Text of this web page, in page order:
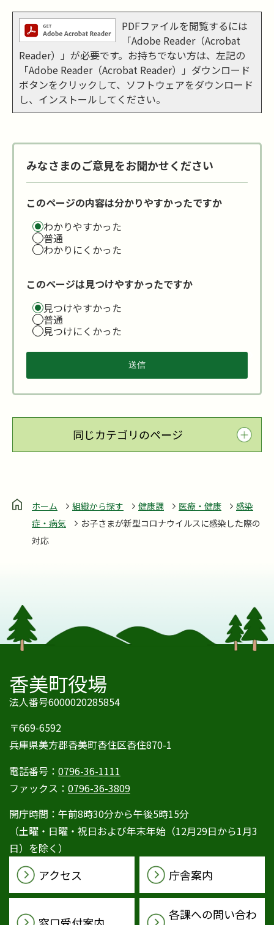
PDFファイルを閲覧するには
「Adobe Reader（Acrobat
Reader）」が必要です。お持ちでない方は、左記の
「Adobe Reader（Acrobat Reader）」ダウンロード
ボタンをクリックして、ソフトウェアをダウンロード
し、インストールしてください。
みなさまのご意見をお聞かせください
このページの内容は分かりやすかったですか
わかりやすかった
普通
わかりにくかった
このページは見つけやすかったですか
見つけやすかった
普通
見つけにくかった
同じカテゴリのページ
ホーム 組織から探す 健康課 医療・健康
感染
症・病気
お子さまが新型コロナウイルスに感染した際の
対応
香美町役場
法人番号6000020285854
〒669-6592
兵庫県美方郡香美町香住区香住870-1
電話番号： 0796-36-1111
ファックス： 0796-36-3809
開庁時間：午前8時30分から午後5時15分
（土曜・日曜・祝日および年末年始（12月29日から1月3
日）を除く）
アクセス 庁舎案内
各課への問い合わ